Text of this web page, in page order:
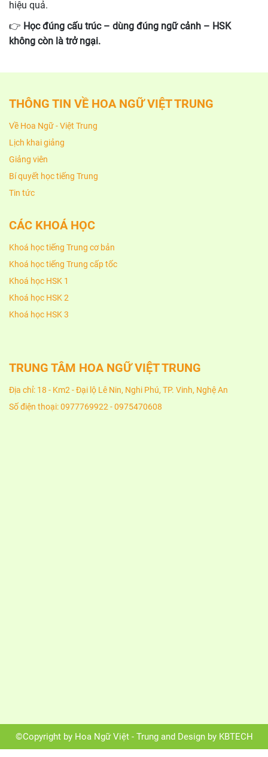
hiệu quả.
👉 Học đúng cấu trúc – dùng đúng ngữ cảnh – HSK
không còn là trở ngại.
THÔNG TIN VỀ HOA NGỮ VIỆT TRUNG
Về Hoa Ngữ - Việt Trung
Lịch khai giảng
Giảng viên
Bí quyết học tiếng Trung
Tin tức
CÁC KHOÁ HỌC
Khoá học tiếng Trung cơ bản
Khoá học tiếng Trung cấp tốc
Khoá học HSK 1
Khoá học HSK 2
Khoá học HSK 3
TRUNG TÂM HOA NGỮ VIỆT TRUNG
Địa chỉ: 18 - Km2 - Đại lộ Lê Nin, Nghi Phú, TP. Vinh, Nghệ An
Số điện thoại: 0977769922 - 0975470608
©Copyright by Hoa Ngữ Việt - Trung and Design by KBTECH